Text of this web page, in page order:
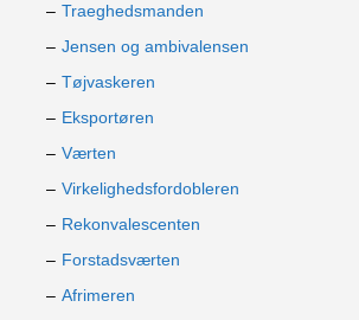
Traeghedsmanden
Jensen og ambivalensen
Tøjvaskeren
Eksportøren
Værten
Virkelighedsfordobleren
Rekonvalescenten
Forstadsværten
Afrimeren